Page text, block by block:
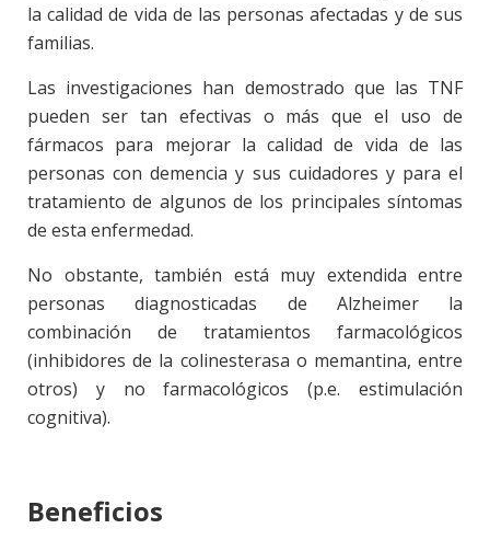
la calidad de vida de las personas afectadas y de sus
familias.
Las investigaciones han demostrado que las TNF
pueden ser tan efectivas o más que el uso de
fármacos para mejorar la calidad de vida de las
personas con demencia y sus cuidadores y para el
tratamiento de algunos de los principales síntomas
de esta enfermedad.
No obstante, también está muy extendida entre
personas diagnosticadas de Alzheimer la
combinación de tratamientos farmacológicos
(inhibidores de la colinesterasa o memantina, entre
otros) y no farmacológicos (p.e. estimulación
cognitiva).
Beneficios